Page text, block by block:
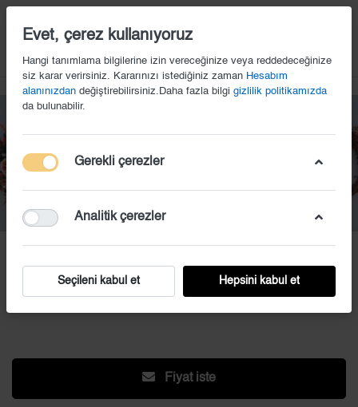
EKS (7)
Fiyat iste
Fiyat iste
Evet, çerez kullanıyoruz
Hangi tanımlama bilgilerine izin vereceğinize veya reddedeceğinize
siz karar verirsiniz. Kararınızı istediğiniz zaman Hesabım
alanınızdan değiştirebilirsiniz.Daha fazla bilgi gizlilik politikamızda
da bulunabilir.
Gerekli çerezler
Analitik çerezler
Seçileni kabul et Hepsini kabul et